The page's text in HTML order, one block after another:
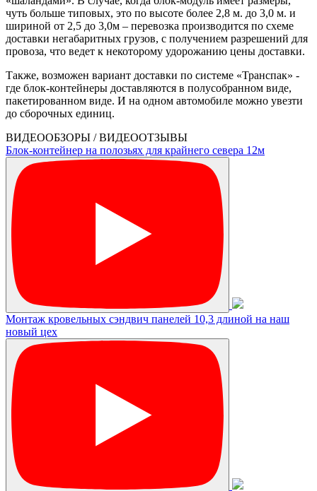
чуть больше типовых, это по высоте более 2,8 м. до 3,0 м. и
шириной от 2,5 до 3,0м – перевозка производится по схеме
доставки негабаритных грузов, с получением разрешений для
провоза, что ведет к некоторому удорожанию цены доставки.
Также, возможен вариант доставки по системе «Транспак» -
где блок-контейнеры доставляются в полусобранном виде,
пакетированном виде. И на одном автомобиле можно увезти
до сборочных единиц.
ВИДЕООБЗОРЫ / ВИДЕООТЗЫВЫ
Блок-контейнер на полозьях для крайнего севера 12м
Монтаж кровельных сэндвич панелей 10,3 длиной на наш
новый цех